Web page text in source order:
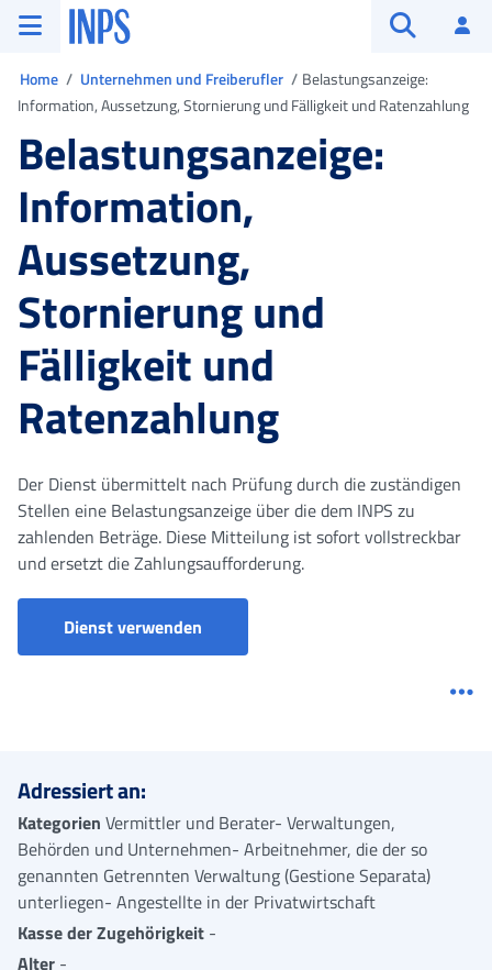
Zum Hauptmenü
Zum Hauptinhalt springen
Zu der Fußzeile
INPS ()
Home Unternehmen und Freiberufler
Belastungsanzeige:
Information, Aussetzung, Stornierung und Fälligkeit und Ratenzahlung
Belastungsanzeige:
Information,
Aussetzung,
Stornierung und
Fälligkeit und
Ratenzahlung
Der Dienst übermittelt nach Prüfung durch die zuständigen
Stellen eine Belastungsanzeige über die dem INPS zu
zahlenden Beträge. Diese Mitteilung ist sofort vollstreckbar
und ersetzt die Zahlungsaufforderung.
Dienst verwenden
Adressiert an:
Kategorien Vermittler und Berater- Verwaltungen,
Behörden und Unternehmen- Arbeitnehmer, die der so
genannten Getrennten Verwaltung (Gestione Separata)
unterliegen- Angestellte in der Privatwirtschaft
Kasse der Zugehörigkeit -
Alter -